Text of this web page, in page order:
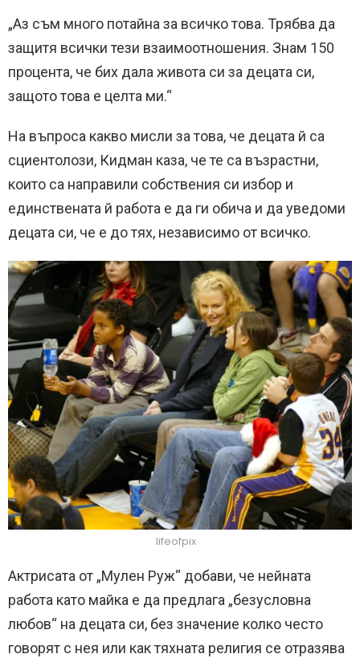
„Аз съм много потайна за всичко това. Трябва да
защитя всички тези взаимоотношения. Знам 150
процента, че бих дала живота си за децата си,
защото това е целта ми.“
На въпроса какво мисли за това, че децата й са
сциентолози, Кидман каза, че те са възрастни,
които са направили собствения си избор и
единствената й работа е да ги обича и да уведоми
децата си, че е до тях, независимо от всичко.
lifeofpix
Актрисата от „Мулен Руж“ добави, че нейната
работа като майка е да предлага „безусловна
любов“ на децата си, без значение колко често
говорят с нея или как тяхната религия се отразява